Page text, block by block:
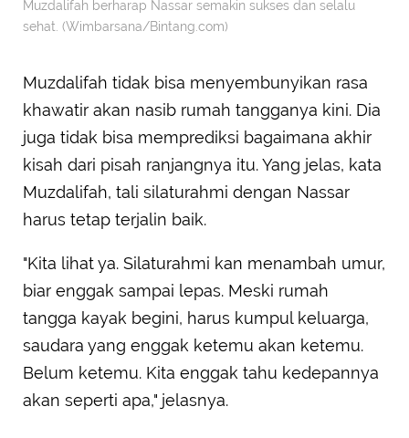
Muzdalifah berharap Nassar semakin sukses dan selalu
sehat. (Wimbarsana/Bintang.com)
Muzdalifah tidak bisa menyembunyikan rasa
khawatir akan nasib rumah tangganya kini. Dia
juga tidak bisa memprediksi bagaimana akhir
kisah dari pisah ranjangnya itu. Yang jelas, kata
Muzdalifah, tali silaturahmi dengan Nassar
harus tetap terjalin baik.
"Kita lihat ya. Silaturahmi kan menambah umur,
biar enggak sampai lepas. Meski rumah
tangga kayak begini, harus kumpul keluarga,
saudara yang enggak ketemu akan ketemu.
Belum ketemu. Kita enggak tahu kedepannya
akan seperti apa," jelasnya.